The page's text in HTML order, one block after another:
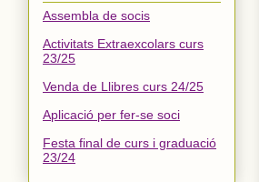
Assembla de socis
Activitats Extraexcolars curs
23/25
Venda de Llibres curs 24/25
Aplicació per fer-se soci
Festa final de curs i graduació
23/24